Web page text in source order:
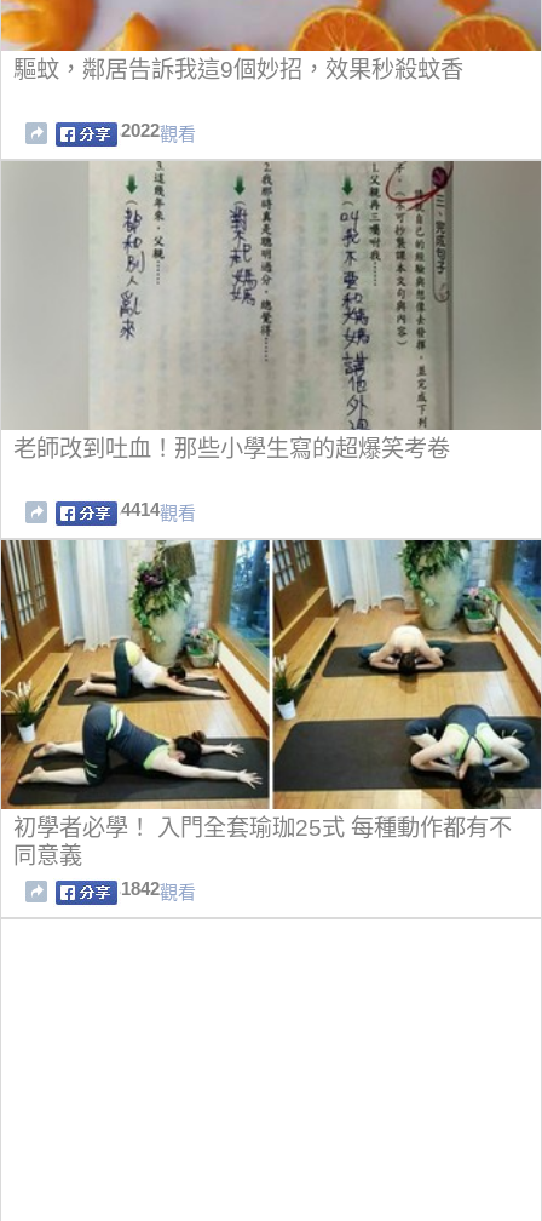
驅蚊，鄰居告訴我這9個妙招，效果秒殺蚊香
2022觀看
老師改到吐血！那些小學生寫的超爆笑考卷
4414觀看
初學者必學！ 入門全套瑜珈25式 每種動作都有不
同意義
1842觀看